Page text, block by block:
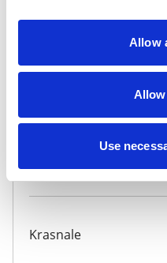
Allow
Use
Krasnale